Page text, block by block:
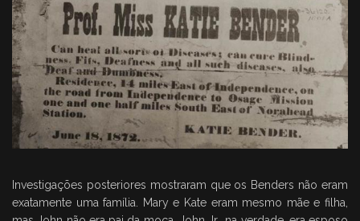
Investigações posteriores mostraram que os Benders não eram
exatamente uma família. Mary e Kate eram mesmo mãe e filha,